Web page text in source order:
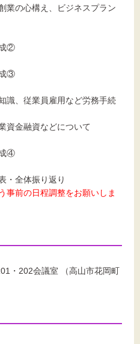
心構え、
ビジネスプラン
②
③
、 従業員雇用など労務手続
資金融資などについて
④
体振り返り
事前の日程調整をお願いしま
・202会議室 （高山市花岡町